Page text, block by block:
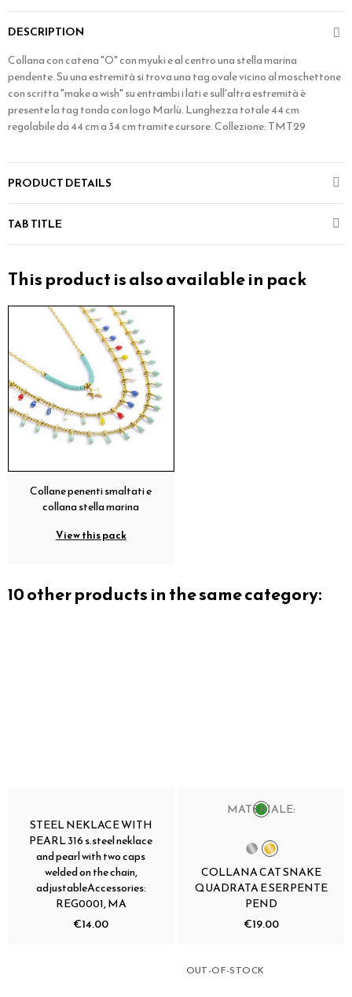
DESCRIPTION
Collana con catena "O" con myuki e al centro una stella marina
pendente. Su una estremità si trova una tag ovale vicino al moschettone
con scritta "make a wish" su entrambi i lati e sull'altra estremità è
presente la tag tonda con logo Marlù. Lunghezza totale 44 cm
regolabile da 44 cm a 34 cm tramite cursore. Collezione: TMT29
PRODUCT DETAILS
TAB TITLE
This product is also available in pack
Collane penenti smaltati e
collana stella marina
View this pack
10 other products in the same category:
STEEL NEKLACE WITH
PEARL 316 s.steel neklace
and pearl with two caps
welded on the chain,
adjustableAccessories:
REG0001, MA
€14.00
MATERIALE:
COLLANA CAT SNAKE
QUADRATA E SERPENTE
PEND
€19.00
OUT-OF-STOCK